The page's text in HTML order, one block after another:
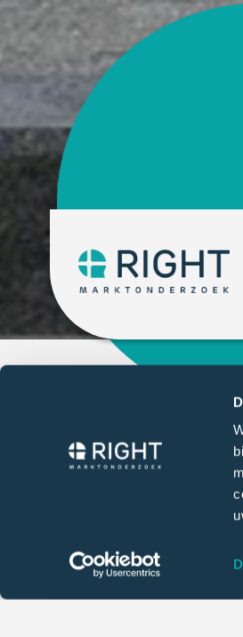
Scholengemeenschap
onderwerpen van SGL
Marktonderzoek